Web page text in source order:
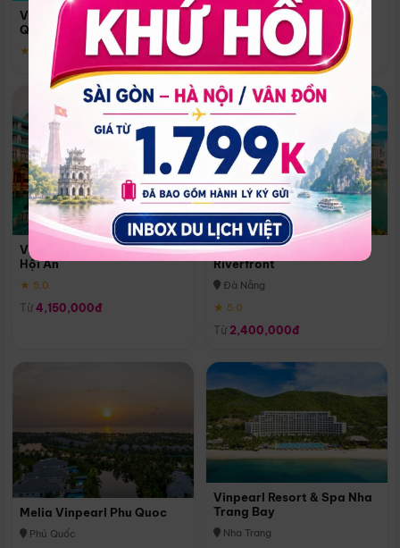
Vinpearl Resort & Spa Phu
Quoc
★ 5.0
Quoc
Phú Quốc
★ 5.0
Vinpearl Resort & Golf Nam
Hội An
★ 5.0
Từ 4,150,000đ
Melia Vinpearl Danang
Riverfront
Đà Nẵng
★ 5.0
Từ 2,400,000đ
Melia Vinpearl Phu Quoc
Phú Quốc
Vinpearl Resort & Spa Nha
Trang Bay
Nha Trang